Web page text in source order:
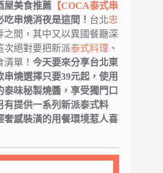
屋美食推薦 【COCA泰式串
吃串燒消夜是這間！ 台北忠
之間，其中又以異國餐廳深
次絕對要把新派泰式料理 、
單！ 今天要來分享台北東
燒選擇只要39元起，使用
味秘製燒醬，享受獨門口
有提供一系列新派泰式料
奢感裝潢的用餐環境惹人喜